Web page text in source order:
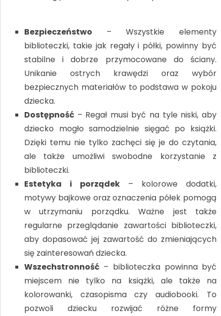
Bezpieczeństwo – Wszystkie elementy
biblioteczki, takie jak regały i półki, powinny być
stabilne i dobrze przymocowane do ściany.
Unikanie ostrych krawędzi oraz wybór
bezpiecznych materiałów to podstawa w pokoju
dziecka.
Dostępność – Regał musi być na tyle niski, aby
dziecko mogło samodzielnie sięgać po książki.
Dzięki temu nie tylko zachęci się je do czytania,
ale także umożliwi swobodne korzystanie z
biblioteczki.
Estetyka i porządek– kolorowe dodatki,
motywy bajkowe oraz oznaczenia półek pomogą
w utrzymaniu porządku. Ważne jest także
regularne przeglądanie zawartości biblioteczki,
aby dopasować jej zawartość do zmieniających
się zainteresowań dziecka.
Wszechstronność – biblioteczka powinna być
miejscem nie tylko na książki, ale także na
kolorowanki, czasopisma czy audiobooki. To
pozwoli dziecku rozwijać różne formy